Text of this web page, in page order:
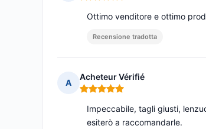
Ottimo venditore e ottimo
Recensione tradotta
A
Acheteur Vérifié
Nota: 5 su 5
Impeccabile, tagli giusti,
esiterò a raccomandarle.